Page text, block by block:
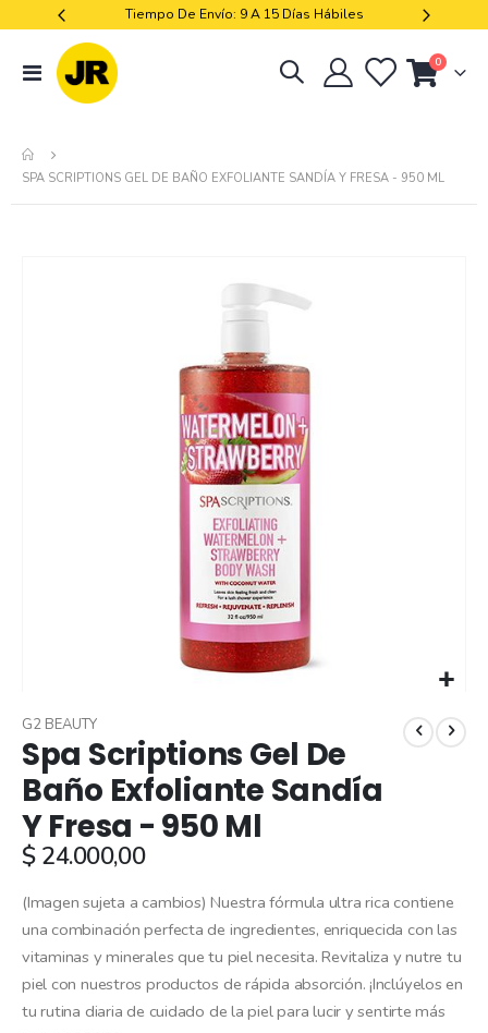
Días Hábiles Libres De Iva
navegación
Cart
0artículos
SPA SCRIPTIONS GEL DE BAÑO EXFOLIANTE SANDÍA Y FRESA - 950 ML
to
the
beginning
of
the
images
gallery
Spa Scriptions Gel De
Baño Exfoliante Sandía
Y Fresa - 950 Ml
G2 BEAUTY
$ 24.000,00
(Imagen sujeta a cambios) Nuestra fórmula ultra rica contiene
una combinación perfecta de ingredientes, enriquecida con las
vitaminas y minerales que tu piel necesita. Revitaliza y nutre tu
piel con nuestros productos de rápida absorción. ¡Inclúyelos en
tu rutina diaria de cuidado de la piel para lucir y sentirte más